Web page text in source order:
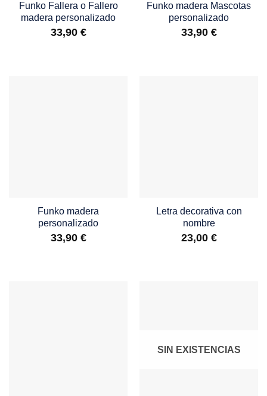
Funko Fallera o Fallero
madera personalizado
33,90 €
Funko madera Mascotas
personalizado
33,90 €
Funko madera
personalizado
33,90 €
Letra decorativa con
nombre
23,00 €
SIN EXISTENCIAS